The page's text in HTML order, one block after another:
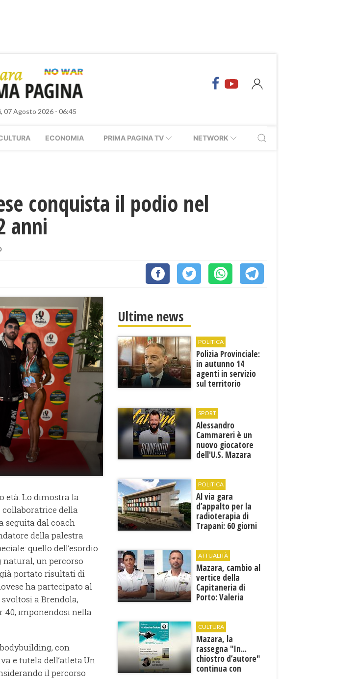
07 Agosto 2026 - 06:45
ECONOMIA PRIMA PAGINA TV NETWORK
conquista il podio nel
anni
età. Lo dimostra la
collaboratrice della
seguita dal coach
della palestra
quello dell’esordio
un percorso
portato risultati di
ha partecipato al
a Brendola,
40, imponendosi nella
con
e tutela dell’atleta.Un
il percorso
Ultime news
POLITICA
Polizia Provinciale:
in autunno 14
agenti in servizio
sul territorio
SPORT
Alessandro
Cammareri è un
nuovo giocatore
dell'U.S. Mazara
POLITICA
Al via gara
d’appalto per la
radioterapia di
Trapani: 60 giorni
ATTUALITÀ
Mazara, cambio al
vertice della
Capitaneria di
Porto: Valeria
CULTURA
Mazara, la
rassegna "In...
chiostro d’autore"
continua con